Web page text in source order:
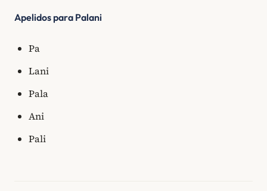
Apelidos para Palani
Pa
Lani
Pala
Ani
Pali